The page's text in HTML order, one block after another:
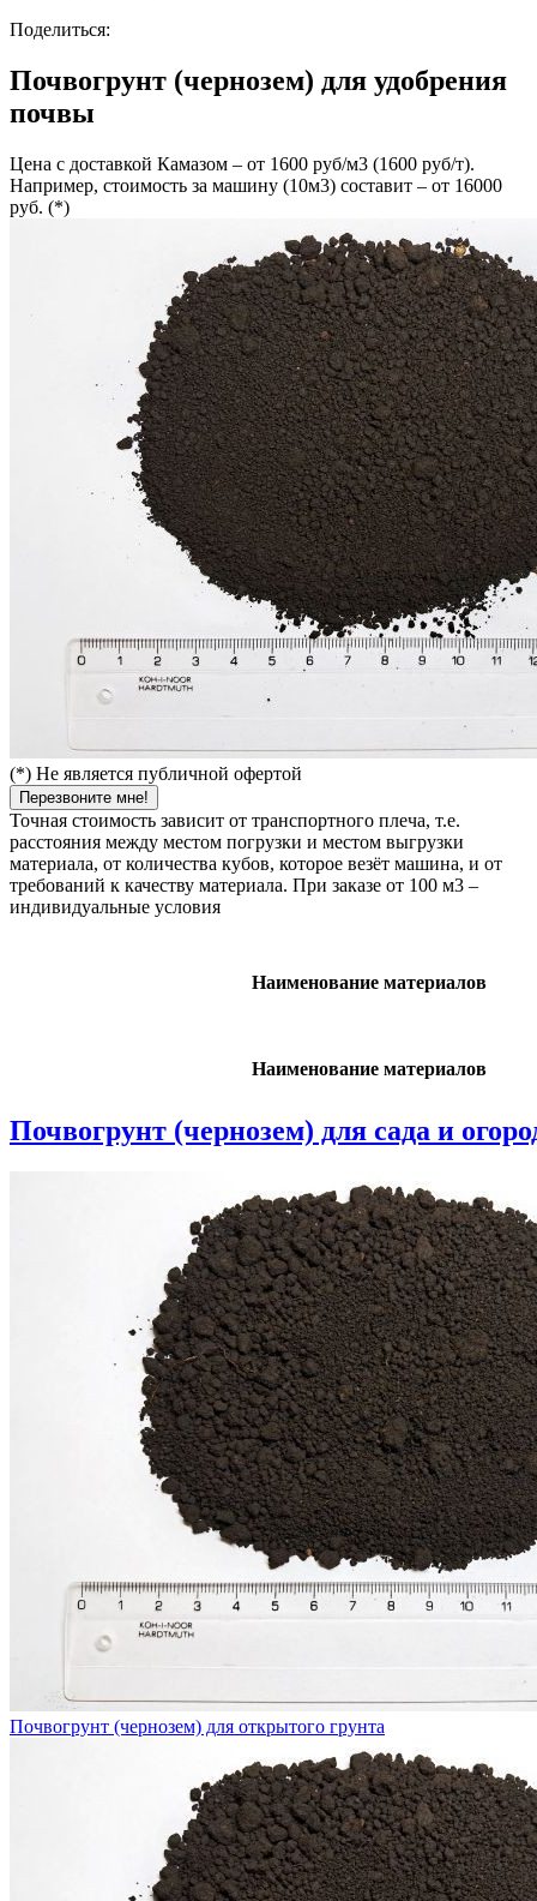
Поделиться:
Почвогрунт (чернозем) для удобрения
почвы
Цена с доставкой Камазом – от 1600 руб/м3 (1600 руб/т).
Например, стоимость за машину (10м3) составит – от 16000
руб. (*)
(*) Не является публичной офертой
Перезвоните мне!
Точная стоимость зависит от транспортного плеча, т.е.
расстояния между местом погрузки и местом выгрузки
материала, от количества кубов, которое везёт машина, и от
требований к качеству материала. При заказе от 100 м3 –
индивидуальные условия
Наименование материалов
Наименование материалов
Почвогрунт (чернозем) для сада и
Почвогрунт (чернозем) для открытого грунта